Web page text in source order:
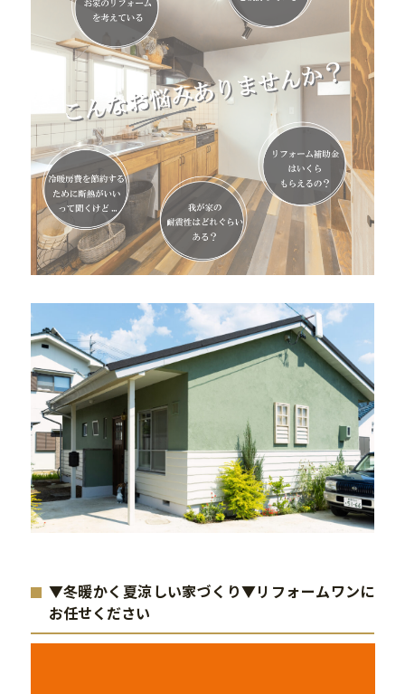
▼冬暖かく夏涼しい家づくり▼リフォームワンに
お任せください